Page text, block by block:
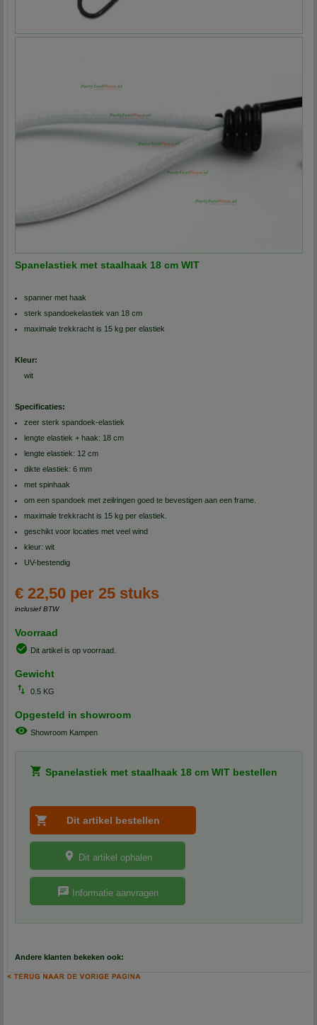
Spanelastiek met staalhaak 18 cm WIT
spanner met haak
sterk spandoekelastiek van 18 cm
maximale trekkracht is 15 kg per elastiek
Kleur:
wit
Specificaties:
zeer sterk spandoek-elastiek
lengte elastiek + haak: 18 cm
lengte elastiek: 12 cm
dikte elastiek: 6 mm
met spinhaak
om een spandoek met zeilringen goed te bevestigen aan een frame.
maximale trekkracht is 15 kg per elastiek.
geschikt voor locaties met veel wind
kleur: wit
UV-bestendig
€ 22,50 per 25 stuks
inclusief BTW
Voorraad
Dit artikel is op voorraad.
Gewicht
0.5 KG
Opgesteld in showroom
Showroom Kampen
Spanelastiek met staalhaak 18 cm WIT bestellen
Dit artikel ophalen
Informatie aanvragen
Andere klanten bekeken ook: